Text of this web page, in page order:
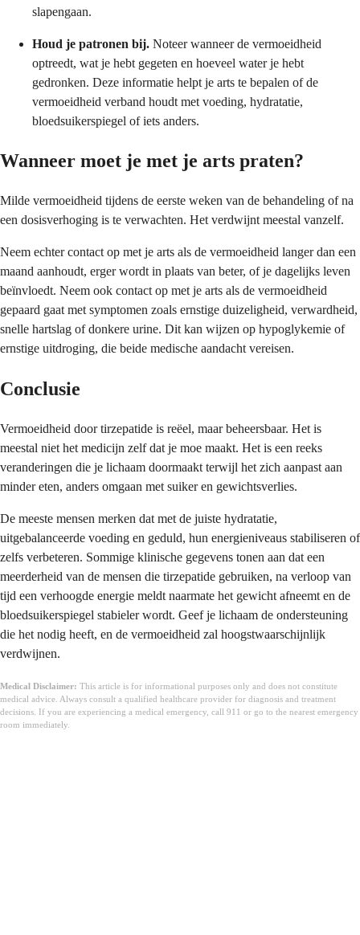
slapengaan.
Houd je patronen bij. Noteer wanneer de vermoeidheid
optreedt, wat je hebt gegeten en hoeveel water je hebt
gedronken. Deze informatie helpt je arts te bepalen of de
vermoeidheid verband houdt met voeding, hydratatie,
bloedsuikerspiegel of iets anders.
Wanneer moet je met je arts praten?
Milde vermoeidheid tijdens de eerste weken van de behandeling of na
een dosisverhoging is te verwachten. Het verdwijnt meestal vanzelf.
Neem echter contact op met je arts als de vermoeidheid langer dan een
maand aanhoudt, erger wordt in plaats van beter, of je dagelijks leven
beïnvloedt. Neem ook contact op met je arts als de vermoeidheid
gepaard gaat met symptomen zoals ernstige duizeligheid, verwardheid,
snelle hartslag of donkere urine. Dit kan wijzen op hypoglykemie of
ernstige uitdroging, die beide medische aandacht vereisen.
Conclusie
Vermoeidheid door tirzepatide is reëel, maar beheersbaar. Het is
meestal niet het medicijn zelf dat je moe maakt. Het is een reeks
veranderingen die je lichaam doormaakt terwijl het zich aanpast aan
minder eten, anders omgaan met suiker en gewichtsverlies.
De meeste mensen merken dat met de juiste hydratatie,
uitgebalanceerde voeding en geduld, hun energieniveaus stabiliseren of
zelfs verbeteren. Sommige klinische gegevens tonen aan dat een
meerderheid van de mensen die tirzepatide gebruiken, na verloop van
tijd een verhoogde energie meldt naarmate het gewicht afneemt en de
bloedsuikerspiegel stabieler wordt. Geef je lichaam de ondersteuning
die het nodig heeft, en de vermoeidheid zal hoogstwaarschijnlijk
verdwijnen.
Medical Disclaimer: This article is for informational purposes only and does not constitute
medical advice. Always consult a qualified healthcare provider for diagnosis and treatment
decisions. If you are experiencing a medical emergency, call 911 or go to the nearest emergency
room immediately.